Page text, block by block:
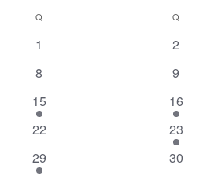
Q Q
0
1
0
2
0
8
0
9
2
eventos
15
1
evento
16
0
22
2
eventos
23
1
evento
29
0
30